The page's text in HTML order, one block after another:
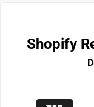
Shopify